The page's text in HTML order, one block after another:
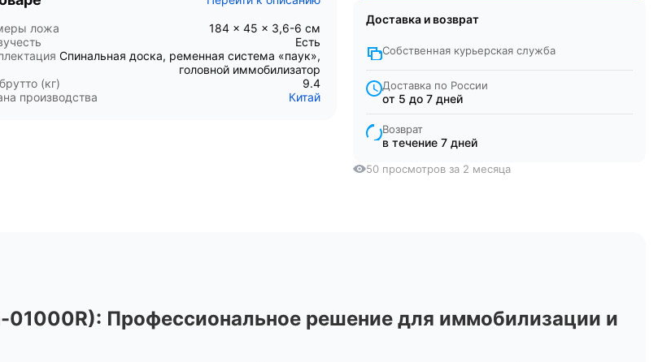
ложа
184 × 45 × 3,6-6 см
Есть
Спинальная доска, ременная система «паук»,
головной иммобилизатор
(кг)
9.4
производства
Китай
Доставка и возврат
Собственная курьерская служба
Доставка по России
от 5 до 7 дней
Возврат
в течение 7 дней
50 просмотров за 2 месяца
01000R): Профессиональное решение для иммобилизации и